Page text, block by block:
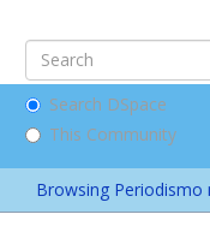
Search DSpace
This Community
Browsing